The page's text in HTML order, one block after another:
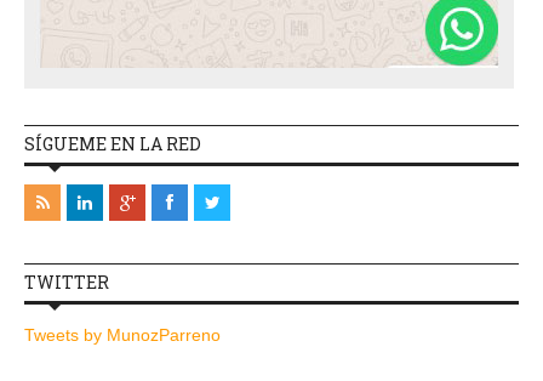
SÍGUEME EN LA RED
TWITTER
Tweets by MunozParreno